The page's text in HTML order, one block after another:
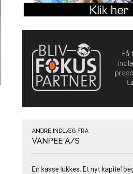
Få
ANDRE INDLÆG FRA
VANPEE A/S
En kasse lukkes. Et nyt kapitel